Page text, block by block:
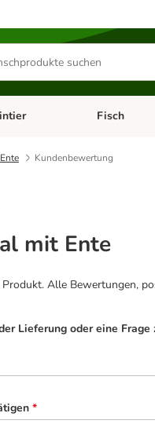
Menü öffnen:Kategorie-
Fisch
Kundenbewertung
mit Ente
Alle Bewertungen,
Lieferung oder eine
*